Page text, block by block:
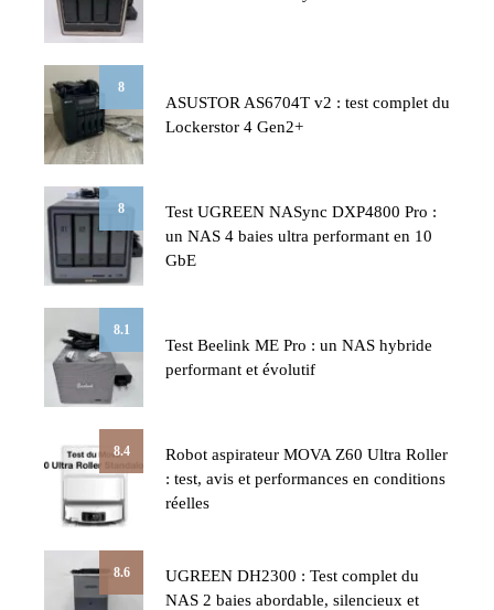
8
ASUSTOR AS6704T v2 : test complet du
Lockerstor 4 Gen2+
8
Test UGREEN NASync DXP4800 Pro :
un NAS 4 baies ultra performant en 10
GbE
8.1
Test Beelink ME Pro : un NAS hybride
performant et évolutif
8.4
Robot aspirateur MOVA Z60 Ultra Roller
: test, avis et performances en conditions
réelles
8.6
UGREEN DH2300 : Test complet du
NAS 2 baies abordable, silencieux et